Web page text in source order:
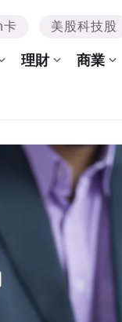
卡 美股科技股
理財 商業